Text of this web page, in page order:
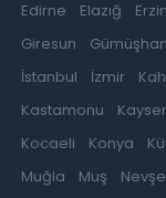
Edirne
Elazığ
Giresun
İstanbul
İzmir
Kastamonu
Kocaeli
Konya
Muğla
Muş